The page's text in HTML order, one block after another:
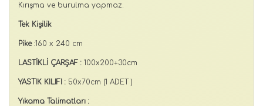
Kırışma ve burulma yapmaz.
Tek Kişilik
Pike:160 x 240 cm
LASTİKLİ ÇARŞAF : 100x200+30cm
YASTIK KILIFI : 50x70cm (1 ADET )
Yıkama Talimatları :